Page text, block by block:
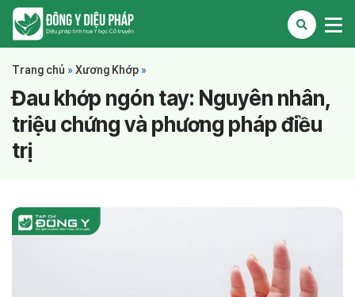
Trang chủ » Xương Khớp »
Đau khớp ngón tay: Nguyên nhân,
triệu chứng và phương pháp điều
trị